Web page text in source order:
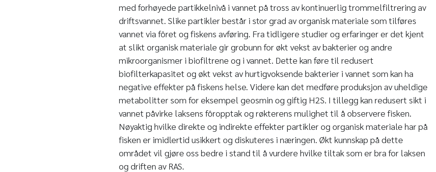
med forhøyede partikkelnivå i vannet på tross av kontinuerlig trommelfiltrering av
driftsvannet. Slike partikler består i stor grad av organisk materiale som tilføres
vannet via fôret og fiskens avføring. Fra tidligere studier og erfaringer er det kjent
at slikt organisk materiale gir grobunn for økt vekst av bakterier og andre
mikroorganismer i biofiltrene og i vannet. Dette kan føre til redusert
biofilterkapasitet og økt vekst av hurtigvoksende bakterier i vannet som kan ha
negative effekter på fiskens helse. Videre kan det medføre produksjon av uheldige
metabolitter som for eksempel geosmin og giftig H2S. I tillegg kan redusert sikt i
vannet påvirke laksens fôropptak og røkterens mulighet til å observere fisken.
Nøyaktig hvilke direkte og indirekte effekter partikler og organisk materiale har på
fisken er imidlertid usikkert og diskuteres i næringen. Økt kunnskap på dette
området vil gjøre oss bedre i stand til å vurdere hvilke tiltak som er bra for laksen
og driften av RAS.